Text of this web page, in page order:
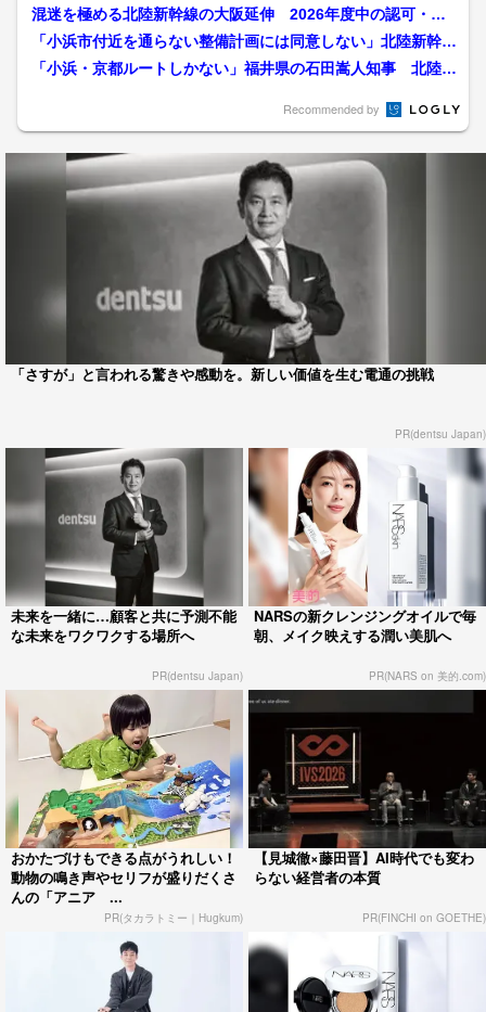
混迷を極める北陸新幹線の大阪延伸 2026年度中の認可・着
工は“極めて難しい”状...
「小浜市付近を通らない整備計画には同意しない」北陸新幹線
8ルート検討を福井県が“...
「小浜・京都ルートしかない」福井県の石田嵩人知事 北陸新
Recommended by
「さすが」と言われる驚きや感動を。新しい価値を生む電通の挑戦
PR(dentsu Japan)
未来を一緒に…顧客と共に予測不能
な未来をワクワクする場所へ
PR(dentsu Japan)
NARSの新クレンジングオイルで毎
朝、メイク映えする潤い美肌へ
PR(NARS on 美的.com)
おかたづけもできる点がうれしい！
動物の鳴き声やセリフが盛りだくさ
んの「アニア ...
PR(タカラトミー｜Hugkum)
【見城徹×藤田晋】AI時代でも変わ
らない経営者の本質
PR(FINCHI on GOETHE)